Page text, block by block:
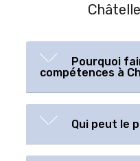
Pourquoi
compétences à
Qui peut le